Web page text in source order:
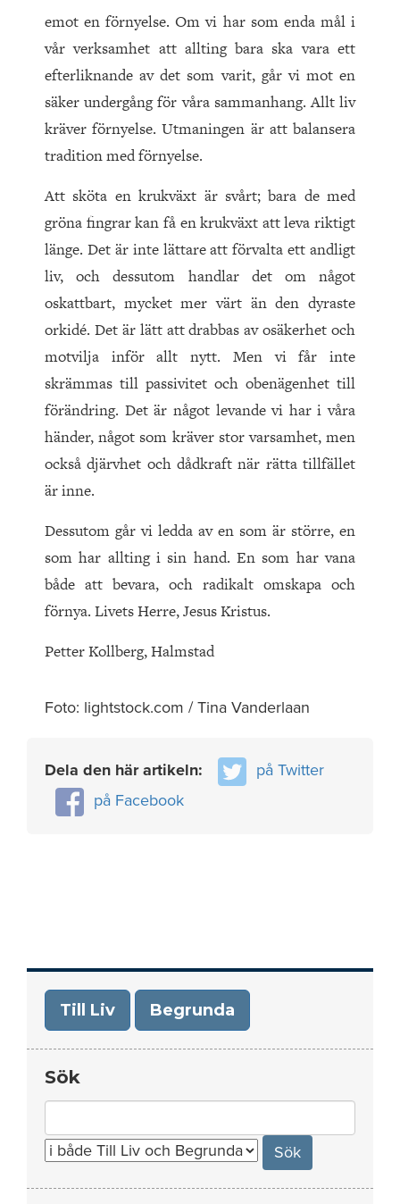
emot en förnyelse. Om vi har som enda mål i
vår verksamhet att allting bara ska vara ett
efterliknande av det som varit, går vi mot en
säker undergång för våra sammanhang. Allt liv
kräver förnyelse. Utmaningen är att balansera
tradition med förnyelse.
Att sköta en krukväxt är svårt; bara de med
gröna fingrar kan få en krukväxt att leva riktigt
länge. Det är inte lättare att förvalta ett andligt
liv, och dessutom handlar det om något
oskattbart, mycket mer värt än den dyraste
orkidé. Det är lätt att drabbas av osäkerhet och
motvilja inför allt nytt. Men vi får inte
skrämmas till passivitet och obenägenhet till
förändring. Det är något levande vi har i våra
händer, något som kräver stor varsamhet, men
också djärvhet och dådkraft när rätta tillfället
är inne.
Dessutom går vi ledda av en som är större, en
som har allting i sin hand. En som har vana
både att bevara, och radikalt omskapa och
förnya. Livets Herre, Jesus Kristus.
Petter Kollberg, Halmstad
Foto: lightstock.com / Tina Vanderlaan
Dela den här artikeln:
på Twitter
på Facebook
Till Liv Begrunda
Sök
for: